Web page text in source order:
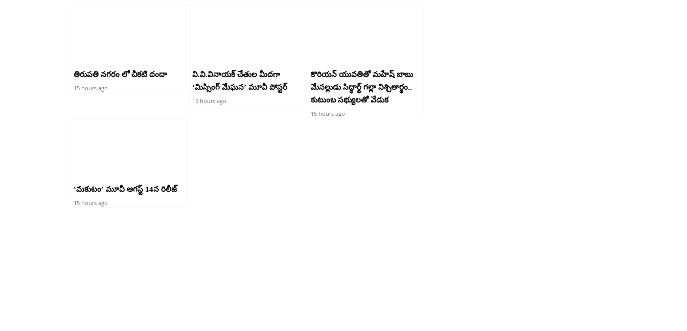
తిరుపతి నగరం లో చీకటి దందా
15 hours ago
వి.వి.వినాయక్ చేతుల మీదగా
‘మిస్సింగ్ మేఘన’ మూవీ పోస్టర్
15 hours ago
కొరియన్ యువతితో మహేష్ బాబు
మేనల్లుడు సిద్ధార్థ్ గల్లా నిశ్చితార్థం..
కుటుంబ సభ్యులతో వేడుక
15 hours ago
‘మకుటం’ మూవీ ఆగస్ట్ 14న రిలీజ్
15 hours ago